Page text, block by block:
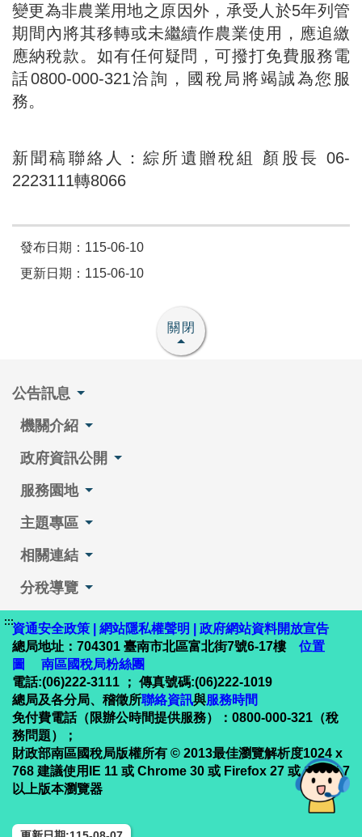
變更為非農業用地之原因外，承受人於5年列管
期間內將其移轉或未繼續作農業使用，應追繳
應納稅款。如有任何疑問，可撥打免費服務電
話0800-000-321洽詢，國稅局將竭誠為您服
務。
新聞稿聯絡人：綜所遺贈稅組 顏股長 06-
2223111轉8066
發布日期：115-06-10
更新日期：115-06-10
關閉
公告訊息
機關介紹
政府資訊公開
服務園地
主題專區
相關連結
分稅導覽
:::資通安全政策 網站隱私權聲明
政府網站資料開放宣告
總局地址：704301 臺南市北區富北街7號6-17樓
位置
圖
南區國稅局粉絲團
電話:(06)222-3111 ； 傳真號碼:(06)222-1019
總局及各分局、稽徵所聯絡資訊與服務時間
免付費電話（限辦公時間提供服務）：0800-000-321（稅
務問題）；
財政部南區國稅局版權所有 © 2013最佳瀏覽解析度1024 x
768 建議使用IE 11 或 Chrome 30 或 Firefox 27 或 Safari 7
以上版本瀏覽器